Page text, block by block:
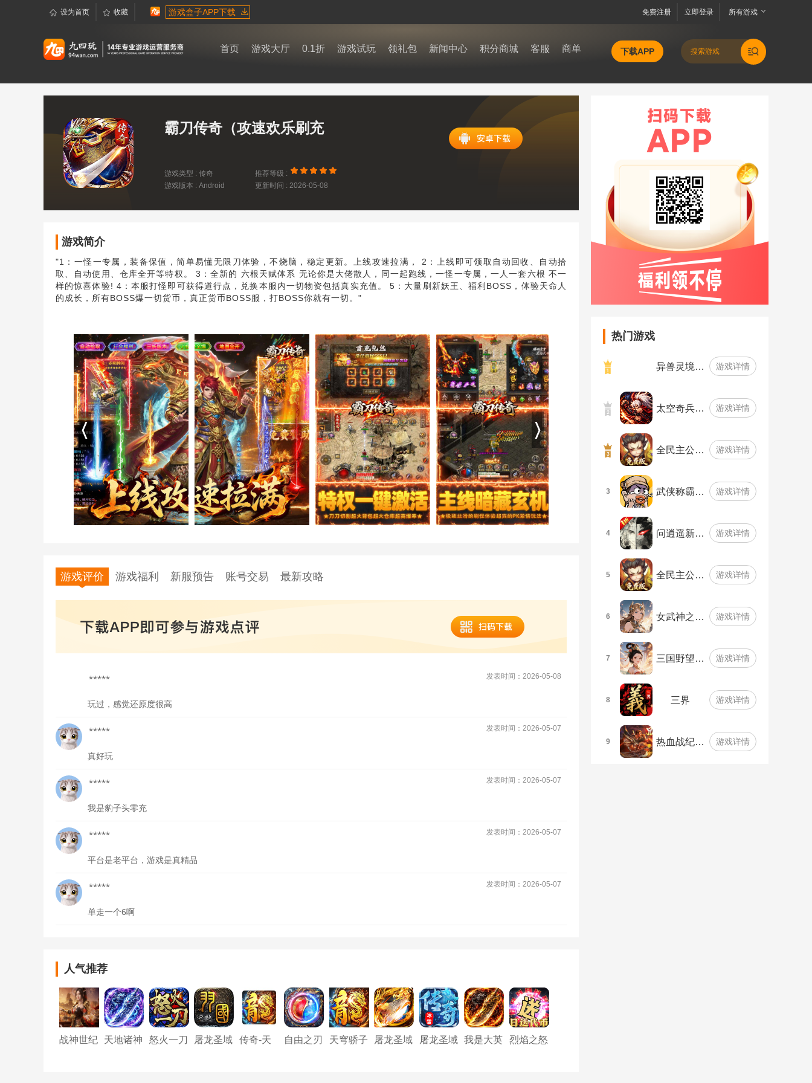
设为首页 收藏 游戏盒子APP下载 所有游戏
立即登录
免费注册
首页 游戏大厅 0.1折 游戏试玩 领礼包 新闻中心 积分商城 客服 商单 下载APP
霸刀传奇（攻速欢乐刷充
游戏类型 : 传奇
游戏版本 : Android
推荐等级 :
更新时间 : 2026-05-08
游戏简介
"1：一怪一专属，装备保值，简单易懂无限刀体验，不烧脑，稳定更新。上线攻速拉满， 2：上线即可领取自动回收、自动拾
取、自动使用、仓库全开等特权。 3：全新的 六根天赋体系 无论你是大佬散人，同一起跑线，一怪一专属，一人一套六根 不一
样的惊喜体验! 4：本服打怪即可获得道行点，兑换本服内一切物资包括真实充值。 5：大量刷新妖王、福利BOSS，体验天命人
的成长，所有BOSS爆一切货币，真正货币BOSS服，打BOSS你就有一切。"
游戏评价 游戏福利 新服预告 账号交易 最新攻略
***** 发表时间：2026-05-08
玩过，感觉还原度很高
***** 发表时间：2026-05-07
真好玩
***** 发表时间：2026-05-07
我是豹子头零充
***** 发表时间：2026-05-07
平台是老平台，游戏是真精品
***** 发表时间：2026-05-07
单走一个6啊
人气推荐
战神世纪
天地诸神
怒火一刀
屠龙圣域
传奇-天
自由之刃
天穹骄子
屠龙圣域
屠龙圣域
我是大英
烈焰之怒
热门游戏
异兽灵境… 游戏详情
太空奇兵… 游戏详情
全民主公… 游戏详情
3 武侠称霸… 游戏详情
4 问逍遥新… 游戏详情
5 全民主公… 游戏详情
6 女武神之… 游戏详情
7 三国野望… 游戏详情
8 三界 游戏详情
9 热血战纪… 游戏详情